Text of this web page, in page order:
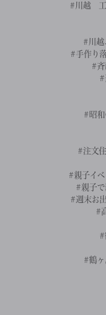
#川越
#川
#手作り
#斉
#
#昭和
#注文
#親子イ
#親子で
#週末お
#
#
#鶴